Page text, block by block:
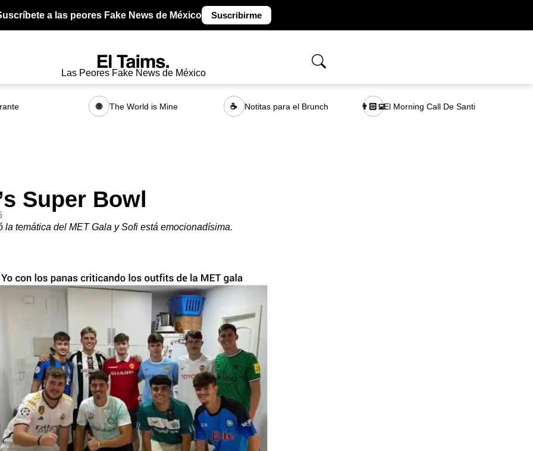
a las peores Fake News de México Suscribirme
Las Peores Fake News de México
🌐 The World is Mine ☕ Notitas para el Brunch 👨🏻‍💻El Morning Call De Santi
Super Bowl
la temática del MET Gala y Sofi está emocionadísima.